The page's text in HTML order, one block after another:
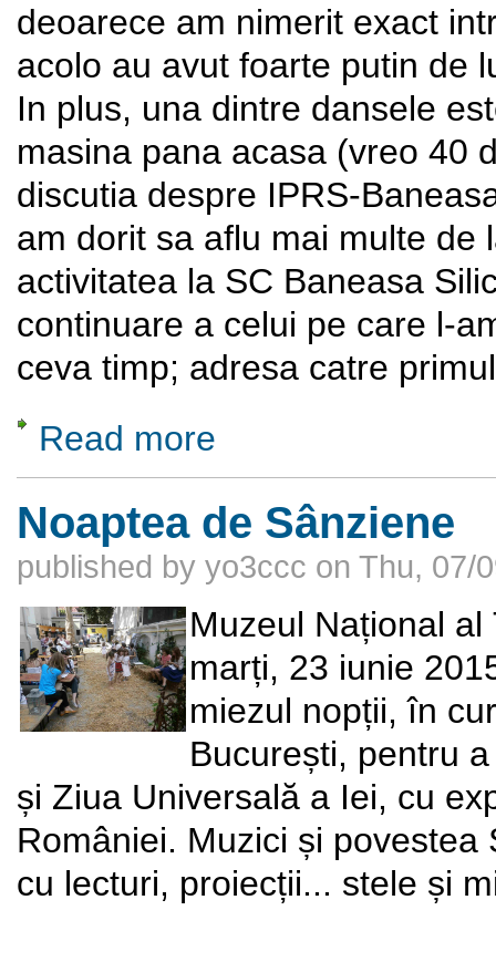
deoarece am nimerit exact
acolo au avut foarte putin de
In plus, una dintre dansele
masina pana acasa (vreo 40
discutia despre IPRS-
am dorit sa aflu mai multe de
activitatea la SC Baneasa
continuare a celui pe care l-
ceva timp; adresa catre
Read more
Noaptea de Sânziene
published by yo3ccc on Thu, 07/
Muzeul Național
marți, 23 iunie
miezul nopții, în
București, pentru
și Ziua Universală a Iei, cu
României. Muzici și
cu lecturi, proiecții... stele și